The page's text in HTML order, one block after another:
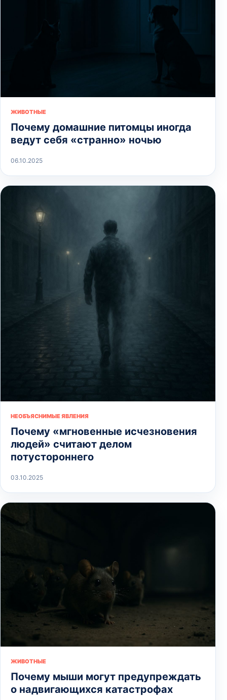
ЖИВОТНЫЕ
Почему домашние питомцы иногда
ведут себя «странно» ночью
06.10.2025
НЕОБЪЯСНИМЫЕ ЯВЛЕНИЯ
Почему «мгновенные исчезновения
людей» считают делом
потустороннего
03.10.2025
ЖИВОТНЫЕ
Почему мыши могут предупреждать
о надвигающихся катастрофах